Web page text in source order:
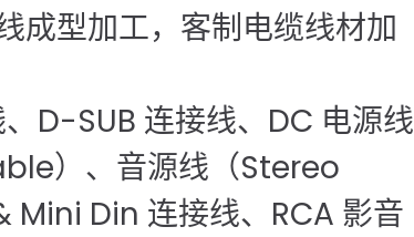
成型加工，客制电缆线材加
D-SUB 连接线、DC 电源线
）、音源线（Stereo
Din 连接线、RCA 影音